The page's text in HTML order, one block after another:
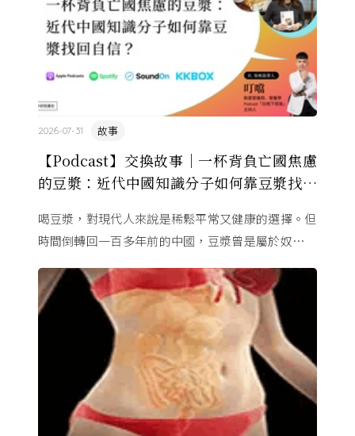
【Podcast】交換故事｜一杯背負亡國焦慮
的豆漿：近代中國知識分子如何靠豆漿找回
故事
2026-07-31
喝豆漿，對現代人來說是稀鬆平常又健康的選擇。但
時間倒轉回一百多年前的中國，豆漿曾是屬於奴僕、
識份子口中攸關「救 ...